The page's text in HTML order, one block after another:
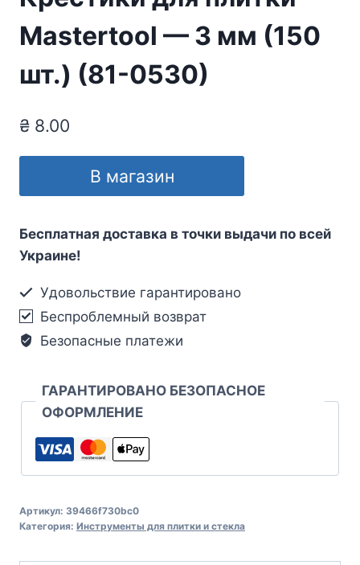
Mastertool — 3 мм (150
шт.) (81-0530)
₴ 8.00
В магазин
Бесплатная доставка в точки выдачи по всей
Украине!
Удовольствие гарантировано
Беспроблемный возврат
Безопасные платежи
ГАРАНТИРОВАНО БЕЗОПАСНОЕ
ОФОРМЛЕНИЕ
Артикул: 39466f730bc0
Категория: Инструменты для плитки и стекла